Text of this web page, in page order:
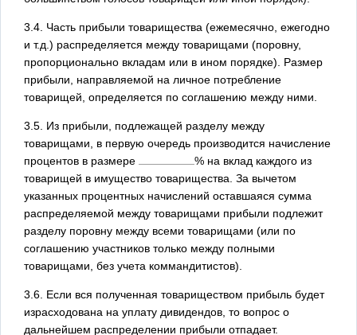
3.4. Часть прибыли товарищества (ежемесячно, ежегодно
и т.д.) распределяется между товарищами (поровну,
пропорционально вкладам или в ином порядке). Размер
прибыли, направляемой на личное потребление
товарищей, определяется по соглашению между ними.
3.5. Из прибыли, подлежащей разделу между
товарищами, в первую очередь производится начисление
процентов в размере
% на вклад каждого из
товарищей в имущество товарищества. За вычетом
указанных процентных начислений оставшаяся сумма
распределяемой между товарищами прибыли подлежит
разделу поровну между всеми товарищами (или по
соглашению участников только между полными
товарищами, без учета коммандитистов).
3.6. Если вся полученная товариществом прибыль будет
израсходована на уплату дивидендов, то вопрос о
дальнейшем распределении прибыли отпадает.